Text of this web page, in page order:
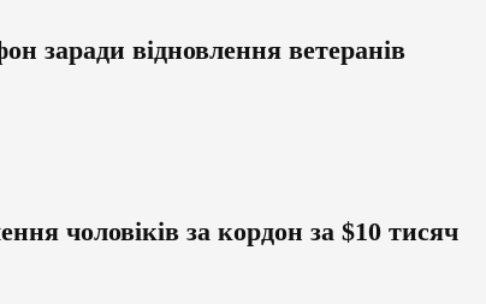
заради відновлення ветеранів
чоловіків за кордон за $10 тисяч